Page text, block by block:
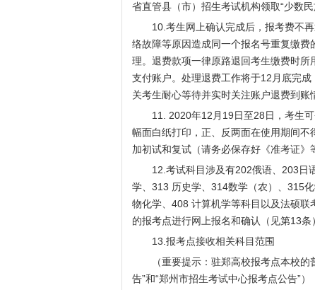
省直管县（市）招生考试机构领取“少数
10.考生网上确认完成后，报考费不再
络故障等原因造成同一个报名号重复缴费
理。退费款项一律原路退回考生缴费时
支付账户。处理退费工作将于12月底完
关考生耐心等待并实时关注账户退费到账
11. 2020年12月19日至28日，考生可
幅面白纸打印，正、反两面在使用期间
加初试和复试（请务必保存好《准考证》
12.考试科目涉及有202俄语、203日
学、313 历史学、314数学（农）、315
物化学、408 计算机学等科目以及法硕
的报考点进行网上报名和确认（见第13条
13.报考点接收相关科目范围
（重要提示：驻郑高校报考点本校的
告”和“郑州市招生考试中心报考点公告”）